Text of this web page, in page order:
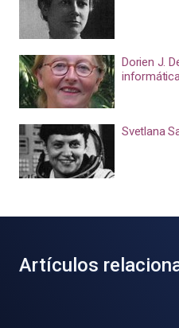
Dorien J.
informática
Svetlana
Artículos